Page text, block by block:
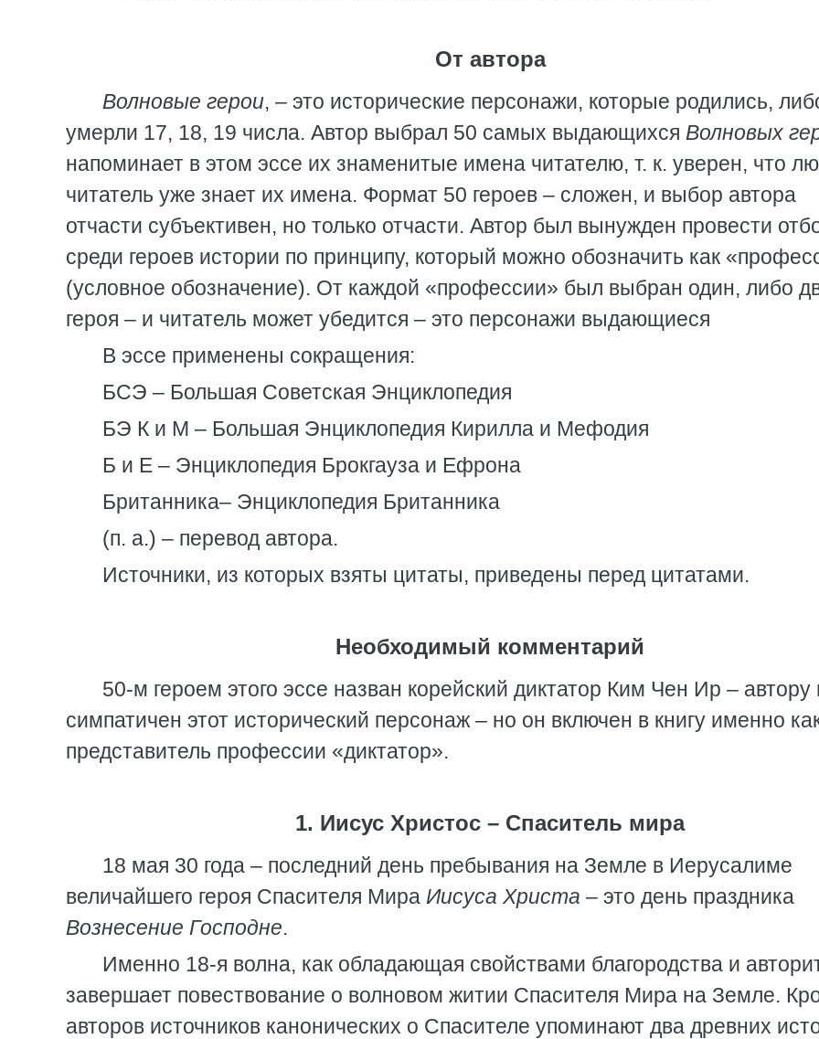
От автора
Волновые герои, – это исторические персонажи, которые родились,
умерли 17, 18, 19 числа. Автор выбрал 50 самых выдающихся Волновых
напоминает в этом эссе их знаменитые имена читателю, т. к. уверен, что
читатель уже знает их имена. Формат 50 героев – сложен, и выбор автора
отчасти субъективен, но только отчасти. Автор был вынужден провести
среди героев истории по принципу, который можно обозначить как
(условное обозначение). От каждой «профессии» был выбран один, либо
героя – и читатель может убедится – это персонажи выдающиеся
В эссе применены сокращения:
БСЭ – Большая Советская Энциклопедия
БЭ К и М – Большая Энциклопедия Кирилла и Мефодия
Б и Е – Энциклопедия Брокгауза и Ефрона
Британника– Энциклопедия Британника
(п. а.) – перевод автора.
Источники, из которых взяты цитаты, приведены перед цитатами.
Необходимый комментарий
50-м героем этого эссе назван корейский диктатор Ким Чен Ир – автору
симпатичен этот исторический персонаж – но он включен в книгу именно
представитель профессии «диктатор».
1. Иисус Христос – Спаситель мира
18 мая 30 года – последний день пребывания на Земле в Иерусалиме
величайшего героя Спасителя Мира Иисуса Христа – это день праздника
Вознесение Господне.
Именно 18-я волна, как обладающая свойствами благородства и
завершает повествование о волновом житии Спасителя Мира на Земле.
авторов источников канонических о Спасителе упоминают два древних